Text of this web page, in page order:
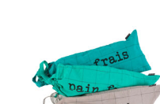
plusieurs
variations.